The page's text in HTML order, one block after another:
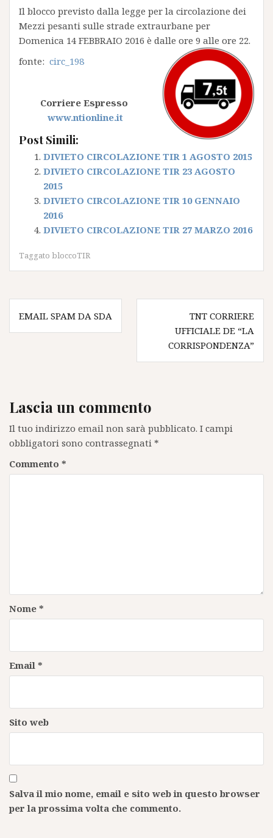
Il blocco previsto dalla legge per la circolazione dei
Mezzi pesanti sulle strade extraurbane per
Domenica 14 FEBBRAIO 2016 è dalle ore 9 alle ore 22.
fonte: circ_198
Corriere Espresso
www.ntionline.it
Post Simili:
DIVIETO CIRCOLAZIONE TIR 1 AGOSTO 2015
DIVIETO CIRCOLAZIONE TIR 23 AGOSTO
2015
DIVIETO CIRCOLAZIONE TIR 10 GENNAIO
2016
DIVIETO CIRCOLAZIONE TIR 27 MARZO 2016
Taggato bloccoTIR
Navigazione
articoli
EMAIL SPAM DA SDA
TNT CORRIERE
UFFICIALE DE “LA
CORRISPONDENZA”
Lascia un commento
Il tuo indirizzo email non sarà pubblicato. I campi
obbligatori sono contrassegnati *
Commento *
Nome *
Email *
Sito web
Salva il mio nome, email e sito web in questo browser
per la prossima volta che commento.